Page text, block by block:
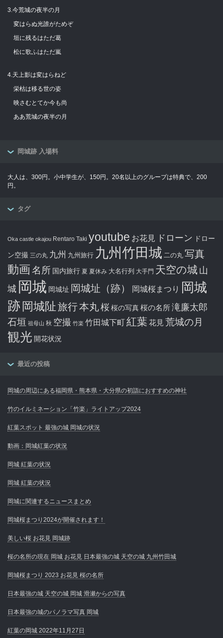
3.今荒城の夜半の月
変はらぬ光誰がためぞ
垣に残るはただ葛
松に歌ふはただ嵐
4.天上影は変はらねど
栄枯は移る世の姿
映さむとてか今も尚
ああ荒城の夜半の月
岡城跡 入場料
大人は、300円。小中学生が、150円。20名以上のグループは特典で、200
円。
タグ
Oka castle okajou Rentaro Taki youtube お花見 ドローン ドロー
ン空撮 三の丸 九州 九州旅行 九州竹田城 二の丸 写真
動画名所 国内旅行 夏 夏休み 大名行列 大手門 天空の城 山
城 岡城 岡城址 岡城址（跡） 岡城桜まつり 岡城
跡 岡城阯旅行本丸桜桜の写真桜の名所滝廉太郎
石垣 祖母山 秋 空撮 竹楽 竹田城下町紅葉 花見 荒城の月
観光 開花状況
最近の投稿
岡城の周辺にある福岡県・熊本県・大分県の初詣におすすめの神社
竹のイルミネーション「竹楽」ライトアップ2024
紅葉スポット 最強の城 岡城の状況
動画：岡城紅葉の状況
岡城 紅葉の状況
岡城 紅葉の状況
岡城に関連するニュースまとめ
岡城桜まつり2024が開催されます！
美しい桜 お花見 岡城跡
桜の名所の現在 岡城 お花見 日本最強の城 天空の城 九州竹田城
岡城桜まつり 2023 お花見 桜の名所
日本最強の城 天空の城 岡城 滑瀬からの写真
日本最強の城のパノラマ写真 岡城
紅葉の岡城 2022年11月27日